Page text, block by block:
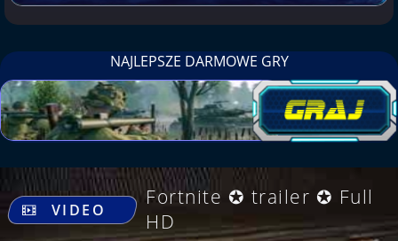
NAJLEPSZE DARMOWE GRY
.
VIDEO
Fortnite ✪ trailer ✪ Full
HD